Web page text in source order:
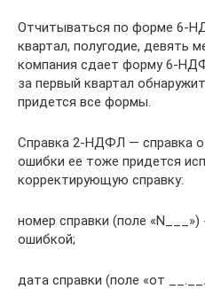
Отчитываться по форме 6-
квартал, полугодие, девять
компания сдает форму 6-
за первый квартал
придется все формы.
Справка 2-НДФЛ — справка о
ошибки ее тоже придется
корректирующую справку:
номер справки (поле
ошибкой;
дата справки (поле «от